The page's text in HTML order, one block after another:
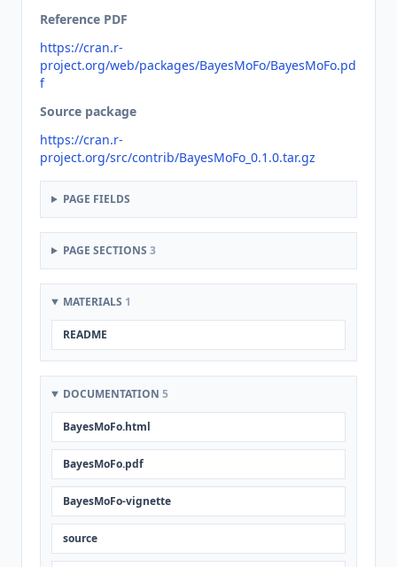
Reference PDF
https://cran.r-
project.org/web/packages/BayesMoFo/BayesMoFo.pd
f
Source package
https://cran.r-
project.org/src/contrib/BayesMoFo_0.1.0.tar.gz
PAGE FIELDS
PAGE SECTIONS 3
MATERIALS 1
README
DOCUMENTATION 5
BayesMoFo.html
BayesMoFo.pdf
BayesMoFo-vignette
source